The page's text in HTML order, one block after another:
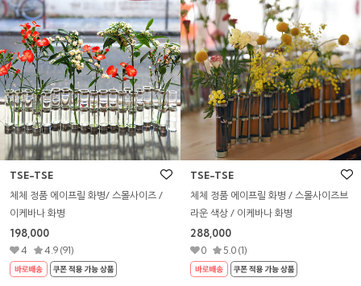
TSE-TSE
체체 정품 에이프릴 화병/ 스몰사이즈 /
이케바나 화병
198,000
4 4.9 (91)
TSE-TSE
체체 정품 에이프릴 화병 / 스몰사이즈브
라운 색상 / 이케바나 화병
288,000
0 5.0 (1)